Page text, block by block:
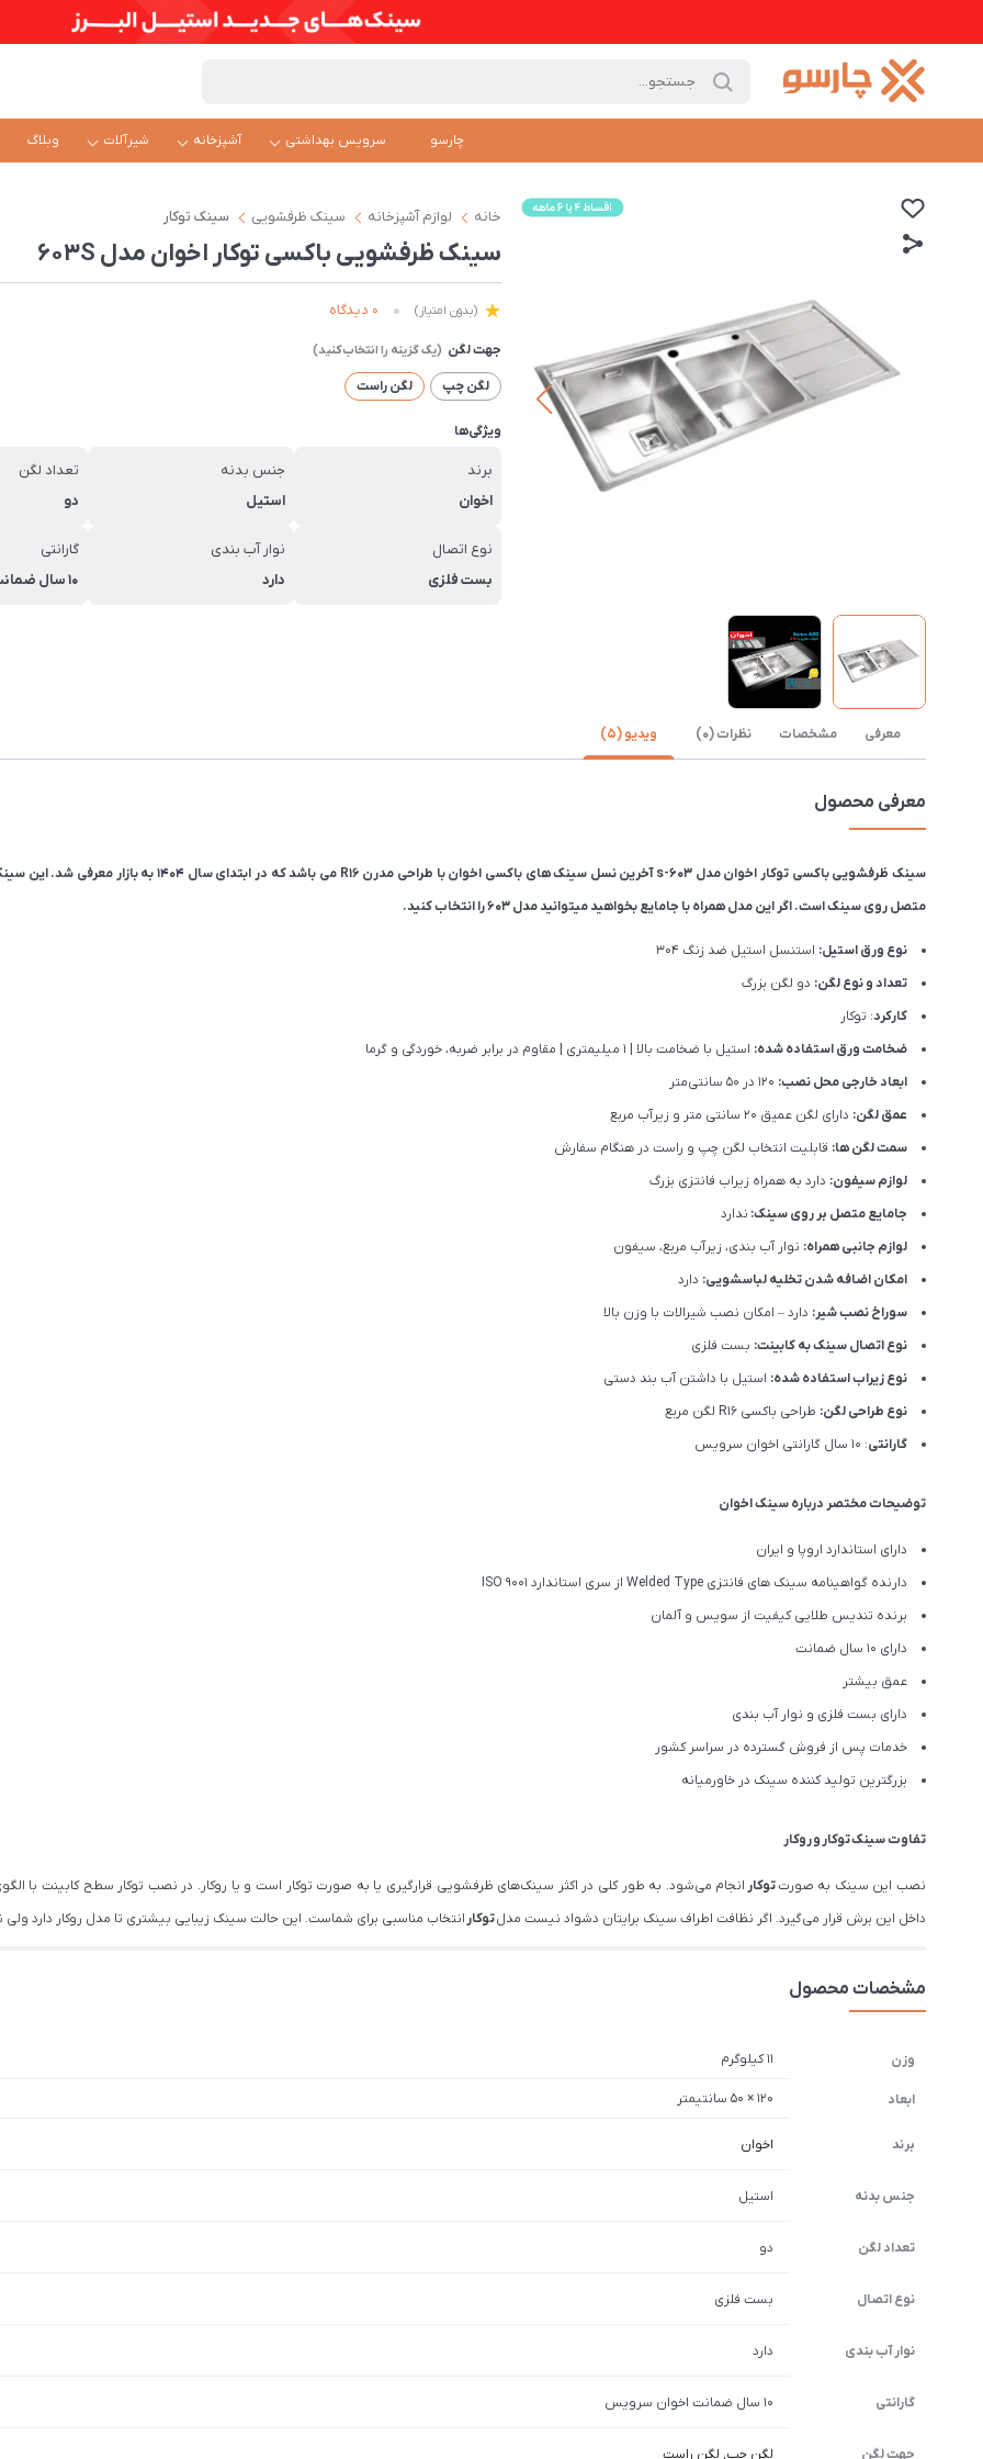
چارسو سرویس بهداشتی آشپزخانه شیرآلات وبلاگ
خانه لوازم آشپزخانه سینک ظرفشویی سینک توکار
سینک ظرفشویی باکسی توکار اخوان مدل 603S
(بدون امتیاز) 0 دیدگاه
جهت لگن
لگن چپ لگن راست
ویژگی‌ها
برند
اخوان
جنس بدنه
استیل
تعداد لگن
دو
نوع اتصال
بست فلزی
نوار آب بندی
دارد
گارانتی
10 سال ضمانت اخوان سرویس
معرفی مشخصات نظرات (0) ویدیو (5)
معرفی محصول
متصل روی سینک است. اگر این مدل همراه با جامایع بخواهید میتوانید مدل 603 را انتخاب کنید.
نوع ورق استیل: استنسل استیل ضد زنگ 304
تعداد و نوع لگن: دو لگن بزرگ
کارکرد: توکار
ضخامت ورق استفاده شده: استیل با ضخامت بالا | 1 میلیمتری | مقاوم در برابر ضربه، خوردگی و گرما
ابعاد خارجی محل نصب:
عمق لگن: دارای لگن عمیق 20 سانتی متر و زیرآب مربع
سمت لگن ها: قابلیت انتخاب لگن چپ و راست در هنگام سفارش
لوازم سیفون: دارد به همراه زیراب فانتزی بزرگ
جامایع متصل بر روی سینک: ندارد
لوازم جانبی همراه: نوار آب بندی، زیرآب مربع، سیفون
امکان اضافه شدن تخلیه لباسشویی: دارد
سوراخ نصب شیر: دارد – امکان نصب شیرالات با وزن بالا
نوع اتصال سینک به کابینت: بست فلزی
نوع زیراب استفاده شده: استیل با داشتن آب بند دستی
نوع طراحی لگن: طراحی باکسی R16 لگن مربع
گارانتی: 10 سال گارانتی اخوان سرویس
توضیحات مختصر درباره سینک اخوان
دارای استاندارد اروپا و ایران
دارنده گواهینامه سینک های فانتزی Welded Type از سری استاندارد ISO 9001
برنده تندیس طلایی کیفیت از سویس و آلمان
دارای ۱۰ سال ضمانت
عمق بیشتر
دارای بست فلزی و نوار آب بندی
خدمات پس از فروش گسترده در سراسر کشور
بزرگترین تولید کننده سینک در خاورمیانه
تفاوت سینکتوکار وروکار
نصب این سینک به صورتتوکار انجام می‌شود. به طور کلی در اکثر سینک‌های ظرفشویی قرارگیری یا به صورت توکار است و یا روکار. در نصب توکار سطح
داخل این برش قرار می‌گیرد. اگر نظافت اطراف سینک برایتان دشواد نیست مدلتوکار انتخاب مناسبی برای شماست. این حالت سینک زیبایی بیشتری تا مدل روکار دارد ولی
مشخصات محصول
وزن 11 کیلوگرم
ابعاد 120 × 50 سانتیمتر
برند اخوان
جنس بدنه استیل
تعداد لگن دو
نوع اتصال بست فلزی
نوار آب بندی دارد
گارانتی 10 سال ضمانت اخوان سرویس
جهت لگن لگن چپ, لگن راست